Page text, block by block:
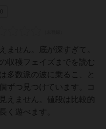
ません。底が深すぎて。
収穫フェイズまでを読む
多数派の波に乗るこ、と
ずつ見つけています。コ
えません。値段は比較的
く遊べます。